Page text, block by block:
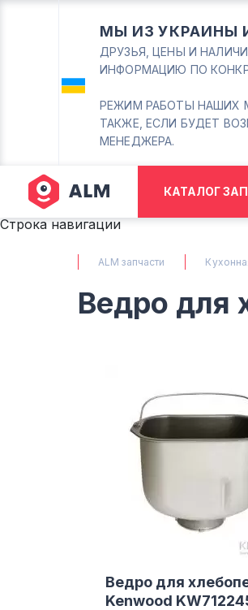
МЫ ИЗ УКРАИНЫ
ДРУЗЬЯ, ЦЕНЫ И
ИНФОРМАЦИЮ ПО
РЕЖИМ РАБОТЫ НАШИХ
ТАКЖЕ, ЕСЛИ БУДЕТ
МЕНЕДЖЕРА.
КАТАЛОГ
Строка навигации
ALM запчасти
Ведро для
Ведро для
Kenwood